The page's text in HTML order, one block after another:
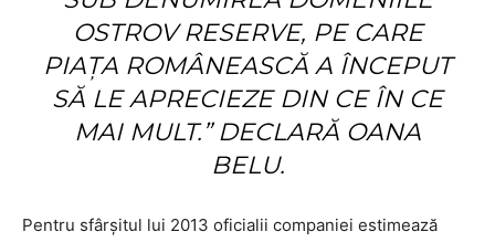
OSTROV RESERVE, PE CARE
PIAȚA ROMÂNEASCĂ A ÎNCEPUT
SĂ LE APRECIEZE DIN CE ÎN CE
MAI MULT.” DECLARĂ OANA
BELU.
Pentru sfârșitul lui 2013 oficialii companiei estimează